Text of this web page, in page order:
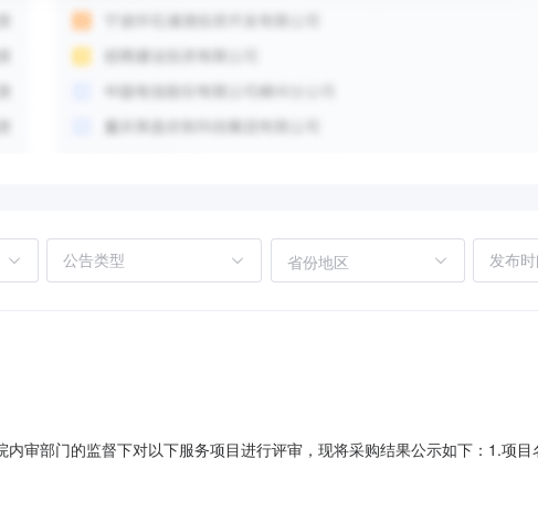
省份地区
审部门的监督下对以下服务项目进行评审，现将采购结果公示如下：1.项
安市中医医院2025年1月20日